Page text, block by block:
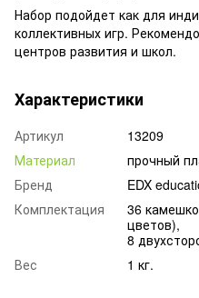
Набор подойдет как для
коллективных игр.
центров развития и школ.
Характеристики
Артикул
13209
Материал
прочный
Бренд
EDX
Комплектация
36
цветов),
8
Вес
1 кг.